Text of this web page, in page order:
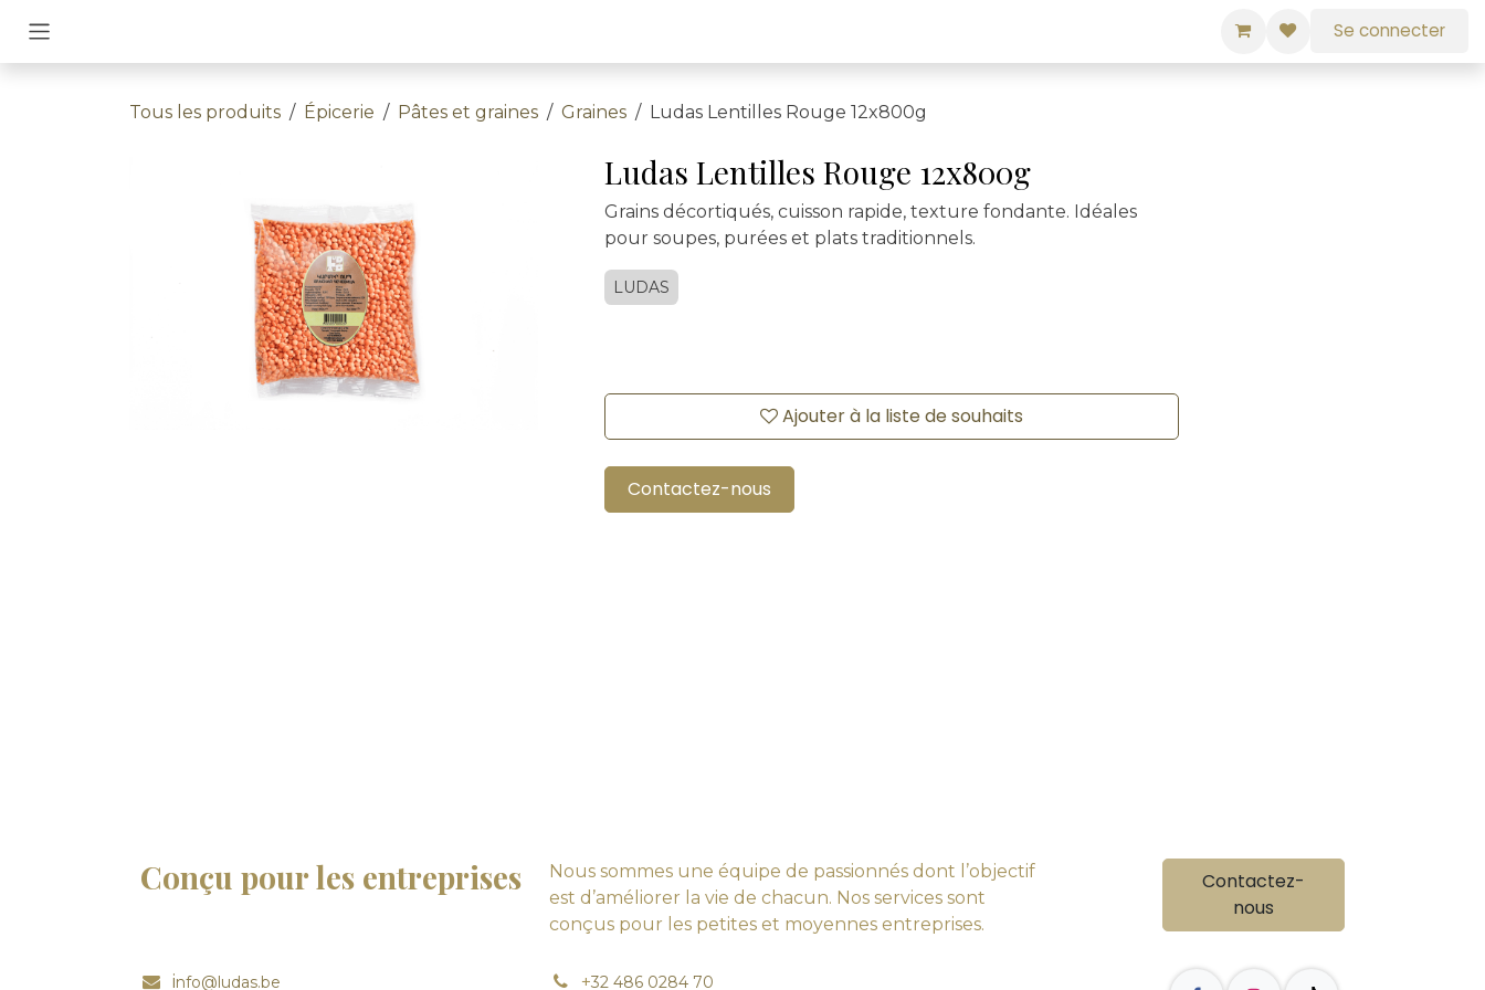
Se connecter
Tous les produits Épicerie Pâtes et graines Graines Ludas Lentilles Rouge 12x800g
Ludas Lentilles Rouge 12x800g
Grains décortiqués, cuisson rapide, texture fondante. Idéales
pour soupes, purées et plats traditionnels.
LUDAS
Ajouter à la liste de souhaits
Contactez-nous
Conçu pour les entreprises
Nous sommes une équipe de passionnés dont l’objectif
est d’améliorer la vie de chacun. Nos services sont
conçus pour les petites et moyennes entreprises.
+32 486 0284 70
Contactez-
nous
info@ludas.be